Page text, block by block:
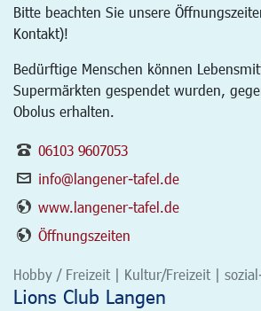
Bitte beachten Sie unsere
Kontakt)!
Bedürftige Menschen können
Supermärkten gespendet wurden,
Obolus erhalten.
06103 9607053
info@langener-tafel.de
www.langener-tafel.de
Öffnungszeiten
Hobby / Freizeit | Kultur/Freizeit |
Lions Club Langen